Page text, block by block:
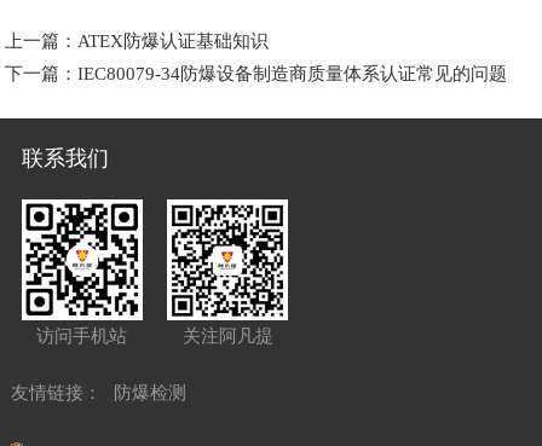
上一篇：ATEX防爆认证基础知识
下一篇：IEC80079-34防爆设备制造商质量体系认证常见的问题
联系我们
访问手机站 关注阿凡提
友情链接： 防爆检测